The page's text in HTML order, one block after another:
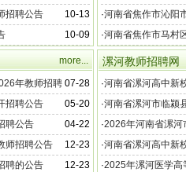
10-13
招聘公告
10-09
·河南省焦作市沁阳
位教师招聘简章
·河南省焦作市马村
公告
more...
07-28
年教师招聘
05-20
招聘公告
04-22
聘公告
12-23
师招聘公告
12-23
聘的公告
漯河教师招聘网
·河南省漯河高中新
批教师招聘23名公
·河南省漯河市临颍
学校、一高附属学
·2026年河南省漯河
·河南省漯河高中新
招聘公告
·2025年漯河医学高